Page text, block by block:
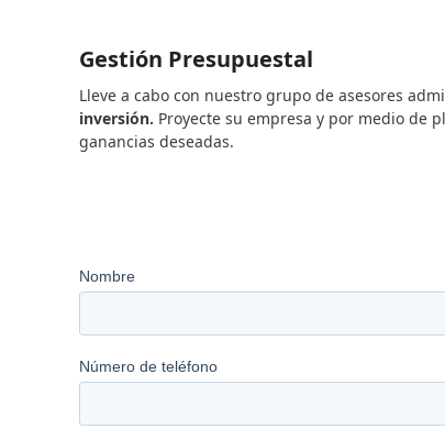
Gestión Presupuestal
Lleve a cabo con nuestro grupo de asesores
inversión. Proyecte su empresa y por medio de
ganancias deseadas.